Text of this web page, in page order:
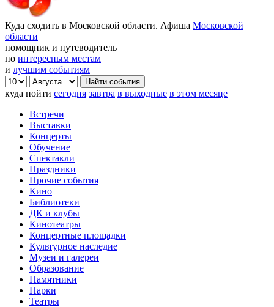
Куда сходить в Московской области. Афиша Московской
области
помощник и путеводитель
по интересным местам
и лучшим событиям
куда пойти сегодня завтра в выходные в этом месяце
Встречи
Выставки
Концерты
Обучение
Спектакли
Праздники
Прочие события
Кино
Библиотеки
ДК и клубы
Кинотеатры
Концертные площадки
Культурное наследие
Музеи и галереи
Образование
Памятники
Парки
Театры